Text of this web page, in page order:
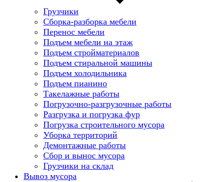
Грузчики
Сборка-разборка мебели
Перенос мебели
Подъем мебели на этаж
Подъем стройматериалов
Подъем стиральной машины
Подъем холодильника
Подъем пианино
Такелажные работы
Погрузочно-разгрузочные работы
Разгрузка и погрузка фур
Погрузка строительного мусора
Уборка территорий
Демонтажные работы
Сбор и вынос мусора
Грузчики на склад
Вывоз мусора